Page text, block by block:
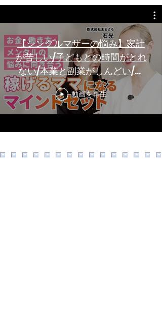
【シングルマザーの悩み】家計
が苦しい/子どもとの時間がとれ
ない/本業と副業がしんどい/㈱
ままよろ石光
動画を再生